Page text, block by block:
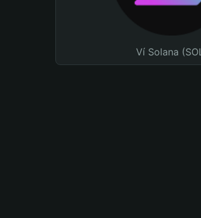
Ví Solana